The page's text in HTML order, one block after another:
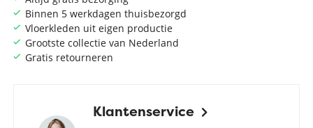
Binnen 5 werkdagen thuisbezorgd
Vloerkleden uit eigen productie
Grootste collectie van Nederland
Gratis retourneren
Klantenservice